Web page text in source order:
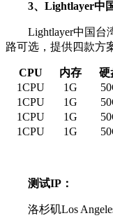
3、Lightlayer中
Lightlayer中国台
路可选，提供四款方
CPU 内存 硬
1CPU
1G
1CPU
1G
1CPU
1G
1CPU
1G
测试IP：
洛杉矶Los